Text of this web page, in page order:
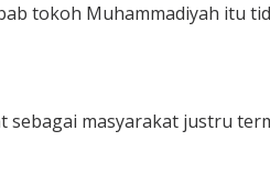
tokoh Muhammadiyah itu
sebagai masyarakat justru